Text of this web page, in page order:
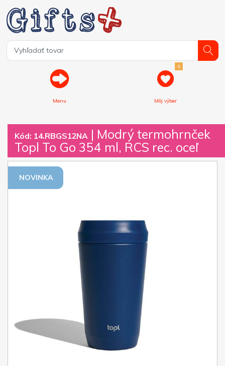
Menu
0
Môj výber
Kód: 14.RBGS12NA | Modrý termohrnček
Topl To Go 354 ml, RCS rec. oceľ
NOVINKA